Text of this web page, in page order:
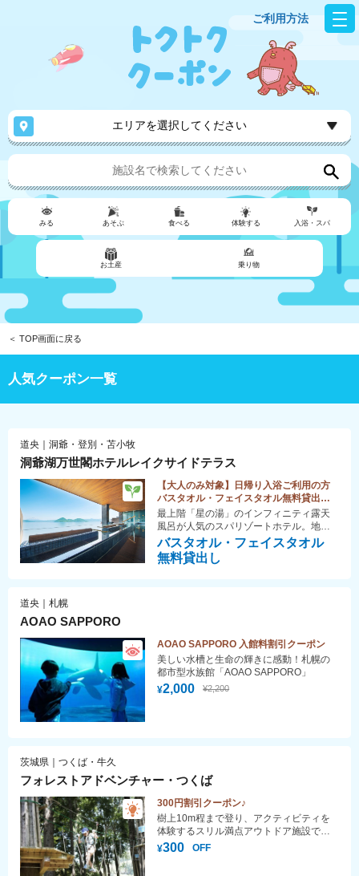
ご利用方法
エリアを選択してください
みる あそぶ 食べる 体験する 入浴・スパ
お土産 乗り物
＜ TOP画面に戻る
人気クーポン一覧
道央｜洞爺・登別・苫小牧
洞爺湖万世閣ホテルレイクサイドテラス
【大人のみ対象】日帰り入浴ご利用の方
バスタオル・フェイスタオル無料貸出し
（お一人様1枚ずつ）♪
バスタオル・フェイスタオル
無料貸出し
最上階「星の湯」のインフィニティ露天
風呂が人気のスパリゾートホテル。地下1
階「月の湯」には、巨石の庭を望む露天
風呂や国産檜が香るロウリュサウナもあ
り。空と湖を望みリラックス！
道央｜札幌
AOAO SAPPORO
AOAO SAPPORO 入館料割引クーポン
¥2,000 ¥2,200
美しい水槽と生命の輝きに感動！札幌の
都市型水族館「AOAO SAPPORO」
茨城県｜つくば・牛久
フォレストアドベンチャー・つくば
300円割引クーポン♪
¥300 OFF
樹上10m程まで登り、アクティビティを
体験するスリル満点アウトドア施設で
す！身長110cm以上の方からご利用可能